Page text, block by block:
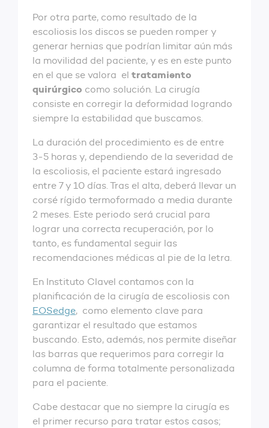
Por otra parte, como resultado de la
escoliosis los discos se pueden romper y
generar hernias que podrían limitar aún más
la movilidad del paciente, y es en este punto
en el que se valora el tratamiento
quirúrgico como solución. La cirugía
consiste en corregir la deformidad logrando
siempre la estabilidad que buscamos.
La duración del procedimiento es de entre
3-5 horas y, dependiendo de la severidad de
la escoliosis, el paciente estará ingresado
entre 7 y 10 días. Tras el alta, deberá llevar un
corsé rígido termoformado a media durante
2 meses. Este periodo será crucial para
lograr una correcta recuperación, por lo
tanto, es fundamental seguir las
recomendaciones médicas al pie de la letra.
En Instituto Clavel contamos con la
planificación de la cirugía de escoliosis con
EOSedge, como elemento clave para
garantizar el resultado que estamos
buscando. Esto, además, nos permite diseñar
las barras que requerimos para corregir la
columna de forma totalmente personalizada
para el paciente.
Cabe destacar que no siempre la cirugía es
el primer recurso para tratar estos casos;